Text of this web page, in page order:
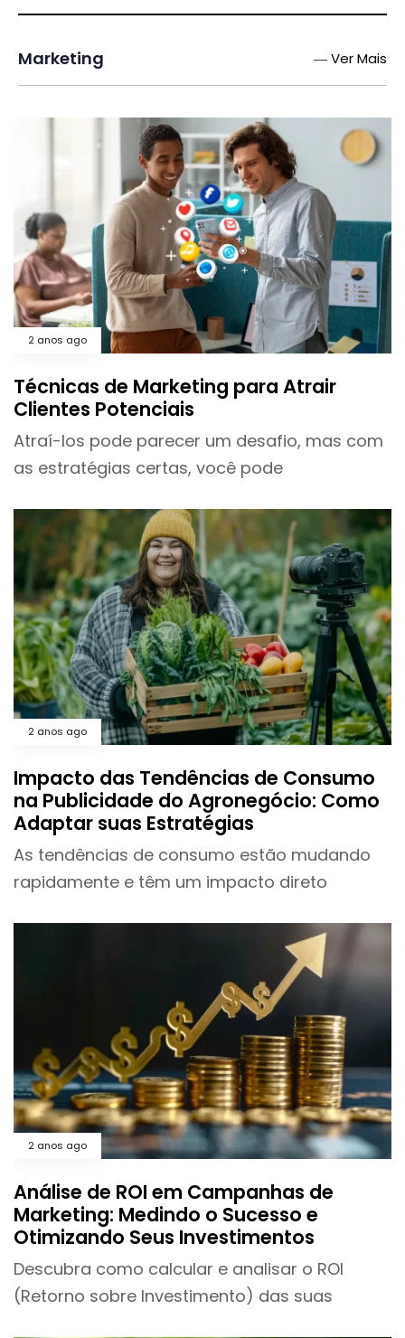
Marketing ― Ver Mais
2 anos ago
Técnicas de Marketing para Atrair
Clientes Potenciais
Atraí-los pode parecer um desafio, mas com
as estratégias certas, você pode
2 anos ago
Impacto das Tendências de Consumo
na Publicidade do Agronegócio: Como
Adaptar suas Estratégias
As tendências de consumo estão mudando
rapidamente e têm um impacto direto
2 anos ago
Análise de ROI em Campanhas de
Marketing: Medindo o Sucesso e
Otimizando Seus Investimentos
Descubra como calcular e analisar o ROI
(Retorno sobre Investimento) das suas